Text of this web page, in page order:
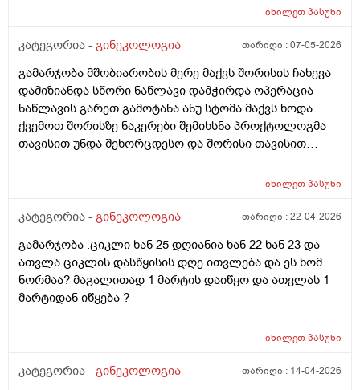
იხილეთპასუხი
კატეგორია - გინეკოლოგია თარიღი :07-05-2026
გამარჯობა მშობიარობის მერე მაქვს შორისის ჩახევა
დამიზიანდა სწორი ნაწლავი დამჭირდა ოპერაცია
ნაწლავის გარეთ გამოტანა ანუ სტომა მაქვს ხოდა
ქვემოთ შორისზე ნაკერები შემიხსნა პროქტოლოგმა
თავისით უნდა შეხორცდესო და შორისი თავისით
იხილეთპასუხი
კატეგორია - გინეკოლოგია თარიღი :22-04-2026
გამარჯობა .ციკლი ხან 25 დღიანია ხან 22 ხან 23 და
ათვლა ციკლის დასწყისის დღე ითვლება და ეს ხომ
ნორმაა? მაგალითად 1 მარტის დაიწყო და ათვლას 1
მარტიდან იწყება ?
იხილეთპასუხი
კატეგორია - გინეკოლოგია თარიღი : 14-04-2026